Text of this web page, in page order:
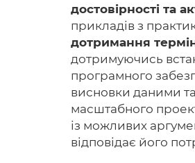
достовірності та
прикладів з
дотримання
дотримуючись
програмного
висновки даними
масштабного
із можливих
відповідає його